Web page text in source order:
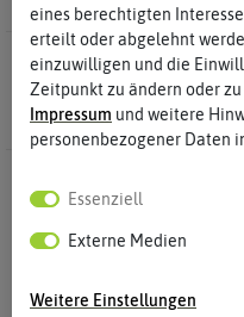
3 ErgebnisseGefunden in
-50%
eines berechtigten
erteilt oder abgelehnt
einzuwilligen und die
Zeitpunkt zu ändern oder
Impressum und weitere
personenbezogener Daten
Essenziell
Externe Medien
Weitere Einstellungen